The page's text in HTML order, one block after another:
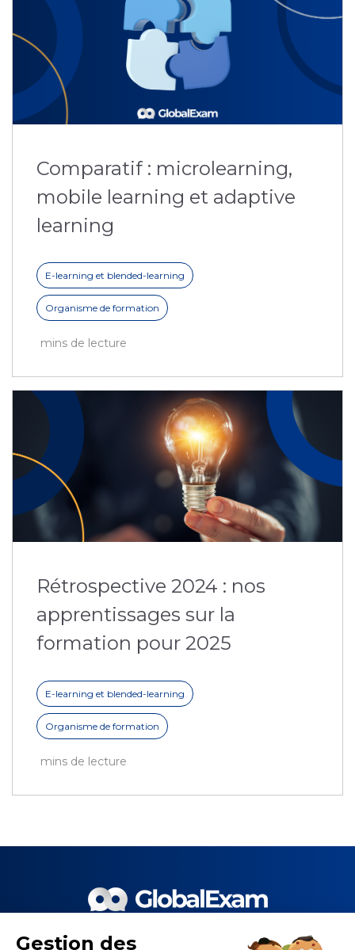
Comparatif : microlearning,
mobile learning et adaptive
learning
E-learning et blended-learning
Organisme de formation
mins de lecture
Rétrospective 2024 : nos
apprentissages sur la
formation pour 2025
E-learning et blended-learning
Organisme de formation
mins de lecture
Gestion des